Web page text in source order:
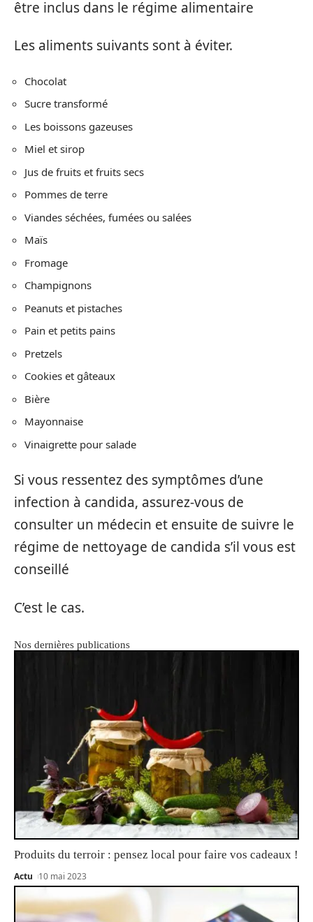
être inclus dans le régime alimentaire
Les aliments suivants sont à éviter.
Chocolat
Sucre transformé
Les boissons gazeuses
Miel et sirop
Jus de fruits et fruits secs
Pommes de terre
Viandes séchées, fumées ou salées
Maïs
Fromage
Champignons
Peanuts et pistaches
Pain et petits pains
Pretzels
Cookies et gâteaux
Bière
Mayonnaise
Vinaigrette pour salade
Si vous ressentez des symptômes d’une
infection à candida, assurez-vous de
consulter un médecin et ensuite de suivre le
régime de nettoyage de candida s’il vous est
conseillé
C’est le cas.
Nos dernières publications
Produits du terroir : pensez local pour faire vos cadeaux !
Actu 10 mai 2023